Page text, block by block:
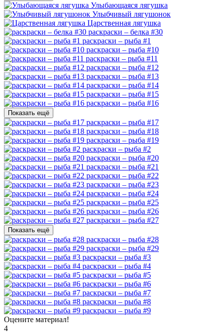
Улыбающаяся лягушка
Улыбчивый лягушонок
Царственная лягушка
раскраски – белка #30
раскраски – рыба #1
раскраски – рыба #10
раскраски – рыба #11
раскраски – рыба #12
раскраски – рыба #13
раскраски – рыба #14
раскраски – рыба #15
раскраски – рыба #16
Показать ещё
раскраски – рыба #17
раскраски – рыба #18
раскраски – рыба #19
раскраски – рыба #2
раскраски – рыба #20
раскраски – рыба #21
раскраски – рыба #22
раскраски – рыба #23
раскраски – рыба #24
раскраски – рыба #25
раскраски – рыба #26
раскраски – рыба #27
Показать ещё
раскраски – рыба #28
раскраски – рыба #29
раскраски – рыба #3
раскраски – рыба #4
раскраски – рыба #5
раскраски – рыба #6
раскраски – рыба #7
раскраски – рыба #8
раскраски – рыба #9
Оцените материал!
4